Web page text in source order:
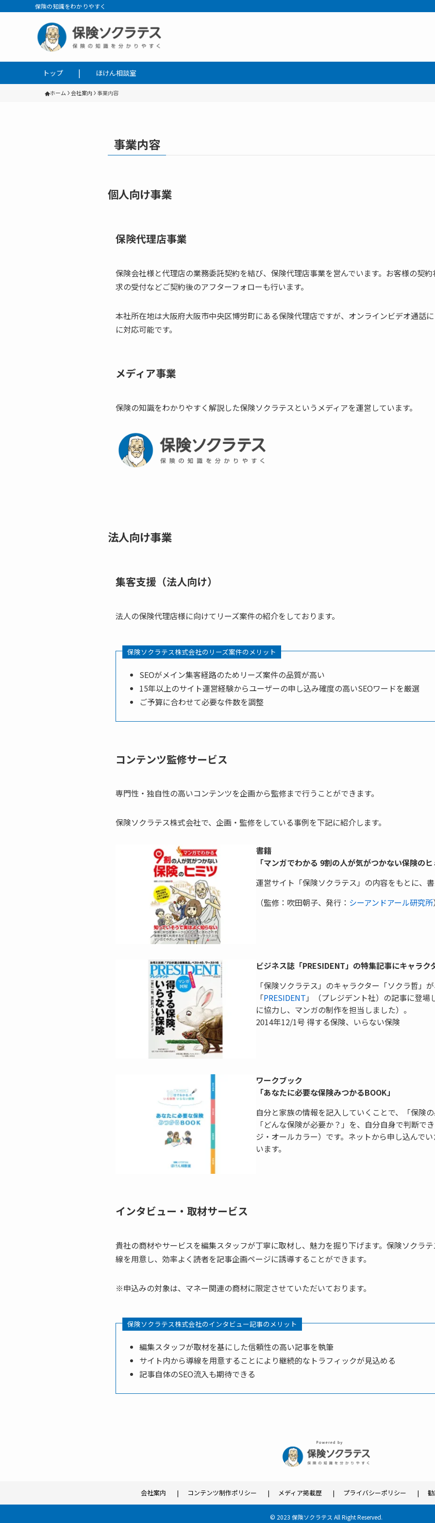
保険の知識をわかりやすく
トップ ほけん相談室
ホーム 会社案内 事業内容
事業内容
個人向け事業
保険代理店事業
保険会社様と代理店の業務委託契約を結び、保険代理店事業を営んでいます。お客様の契
求の受付などご契約後のアフターフォローも行います。
本社所在地は大阪府大阪市中央区博労町にある保険代理店ですが、オンラインビデオ通話
に対応可能です。
メディア事業
保険の知識をわかりやすく解説した保険ソクラテスというメディアを運営しています。
法人向け事業
集客支援（法人向け）
法人の保険代理店様に向けてリーズ案件の紹介をしております。
保険ソクラテス株式会社のリーズ案件のメリット
SEOがメイン集客経路のためリーズ案件の品質が高い
15年以上のサイト運営経験からユーザーの申し込み確度の高いSEOワードを厳選
ご予算に合わせて必要な件数を調整
コンテンツ監修サービス
専門性・独自性の高いコンテンツを企画から監修まで行うことができます。
保険ソクラテス株式会社で、企画・監修をしている事例を下記に紹介します。
書籍
「マンガでわかる 9割の人が気がつかない保険の
運営サイト「保険ソクラテス」の内容をもとに、
（監修：吹田朝子、発行： シーアンドアール研究所
ビジネス誌「PRESIDENT」の特集記事にキャラク
「保険ソクラテス」のキャラクター「ソクラ哲」
「PRESIDENT 」（プレジデント社）の記事に登
に協力し、マンガの制作を担当しました）。
2014年12/1号 得する保険、いらない保険
ワークブック
「あなたに必要な保険みつかるBOOK」
自分と家族の情報を記入していくことで、「保険
「どんな保険が必要か？」を、自分自身で判断で
ジ・オールカラー）です。ネットから申し込んで
います。
インタビュー・取材サービス
貴社の商材やサービスを編集スタッフが丁寧に取材し、魅力を掘り下げます。保険ソクラ
線を用意し、効率よく読者を記事企画ページに誘導することができます。
※申込みの対象は、マネー関連の商材に限定させていただいております。
保険ソクラテス株式会社のインタビュー記事のメリット
編集スタッフが取材を基にした信頼性の高い記事を執筆
サイト内から導線を用意することにより継続的なトラフィックが見込める
記事自体のSEO流入も期待できる
会社案内 コンテンツ制作ポリシー メディア掲載歴 プライバシーポリシー
© 2023 保険ソクラテス All Right Reserved.